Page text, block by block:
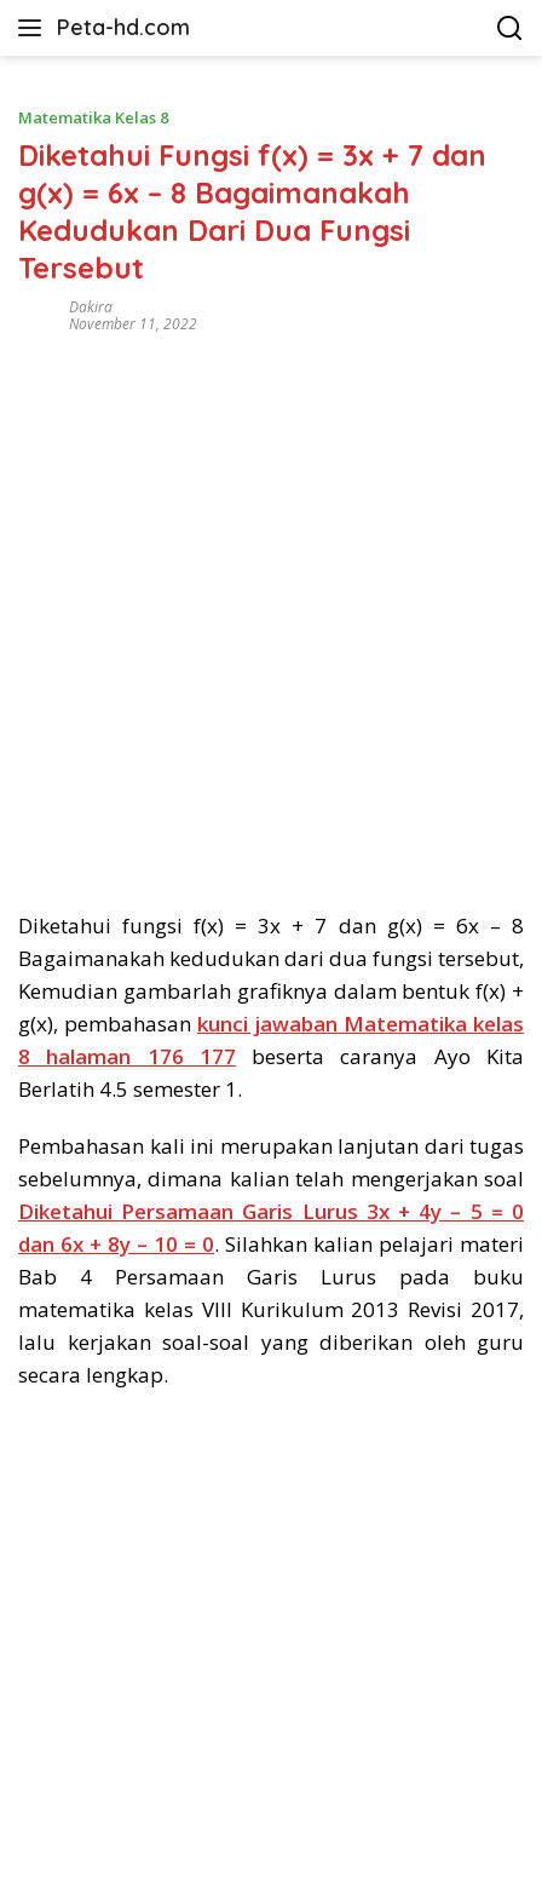
Peta-hd.com
Kumpulan
HD
Matematika Kelas 8
Diketahui Fungsi f(x) = 3x + 7 dan
g(x) = 6x – 8 Bagaimanakah
Kedudukan Dari Dua Fungsi
Tersebut
Dakira
November 11, 2022
Diketahui fungsi f(x) = 3x + 7 dan g(x) = 6x – 8
Bagaimanakah kedudukan dari dua fungsi tersebut,
Kemudian gambarlah grafiknya dalam bentuk f(x) +
g(x), pembahasan kunci jawaban Matematika kelas
8 halaman 176 177 beserta caranya Ayo Kita
Berlatih 4.5 semester 1.
Pembahasan kali ini merupakan lanjutan dari tugas
sebelumnya, dimana kalian telah mengerjakan soal
Diketahui Persamaan Garis Lurus 3x + 4y – 5 = 0
dan 6x + 8y – 10 = 0. Silahkan kalian pelajari materi
Bab 4 Persamaan Garis Lurus pada buku
matematika kelas VIII Kurikulum 2013 Revisi 2017,
lalu kerjakan soal-soal yang diberikan oleh guru
secara lengkap.